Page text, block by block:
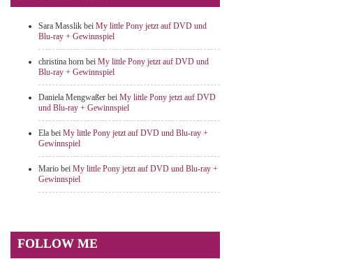
Sara Masslik bei My little Pony jetzt auf DVD und
Blu-ray + Gewinnspiel
christina horn bei My little Pony jetzt auf DVD und
Blu-ray + Gewinnspiel
Daniela Mengwaßer bei My little Pony jetzt auf DVD
und Blu-ray + Gewinnspiel
Ela bei My little Pony jetzt auf DVD und Blu-ray +
Gewinnspiel
Mario bei My little Pony jetzt auf DVD und Blu-ray +
Gewinnspiel
FOLLOW ME